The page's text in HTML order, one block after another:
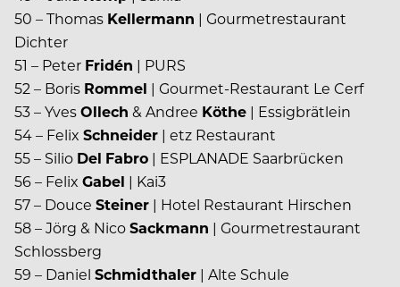
50 – Thomas Kellermann | Gourmetrestaurant
Dichter
51 – Peter Fridén | PURS
52 – Boris Rommel | Gourmet-Restaurant Le Cerf
53 – YvesOllech & Andree Köthe | Essigbrätlein
54 – Felix Schneider | etz Restaurant
55 – Silio Del Fabro | ESPLANADE Saarbrücken
56 – Felix Gabel | Kai3
57 – Douce Steiner | Hotel Restaurant Hirschen
58 – Jörg & NicoSackmann | Gourmetrestaurant
Schlossberg
59 – Daniel Schmidthaler | Alte Schule